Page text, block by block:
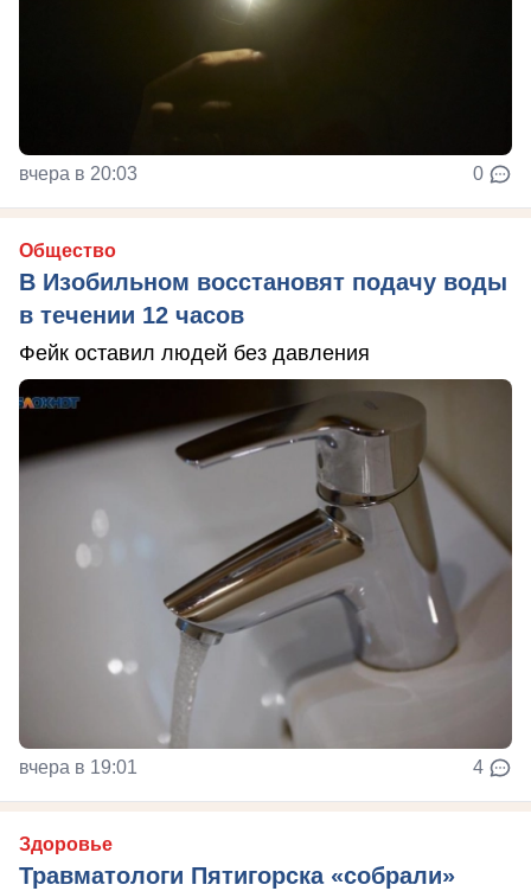
вчера в 20:03 0
Общество
В Изобильном восстановят подачу воды
в течении 12 часов
Фейк оставил людей без давления
вчера в 19:01 4
Здоровье
Травматологи Пятигорска «собрали»